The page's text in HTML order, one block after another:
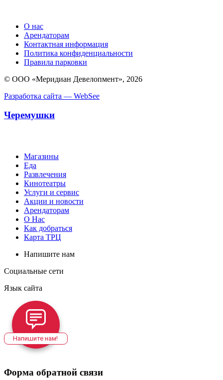
О нас
Арендаторам
Контактная информация
Политика конфиденциальности
Правила парковки
© ООО «Меридиан Девелопмент», 2026
Разработка сайта — WebSee
Черемушки
Магазины
Еда
Развлечения
Кинотеатры
Услуги и сервис
Акции и новости
Арендаторам
О Нас
Как добраться
Карта ТРЦ
Напишите нам
Социальные сети
Язык сайта
Напишите нам!
Форма обратной связи